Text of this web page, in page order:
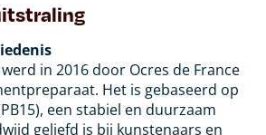
in 2016 door Ocres de France
Het is gebaseerd op
een stabiel en duurzaam
geliefd is bij kunstenaars en